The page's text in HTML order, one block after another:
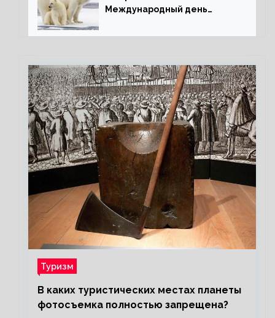
Международный день
Туризм
В каких туристических местах планеты
фотосъемка полностью запрещена?